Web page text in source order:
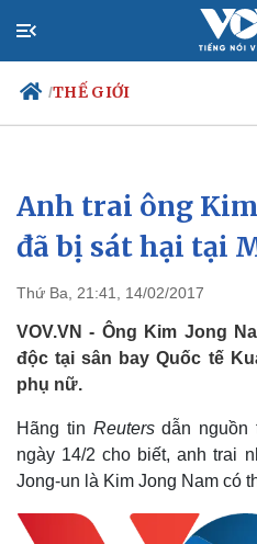
/THẾ GIỚI
Chính trị
Đảng
Tổ chức nhân sự
Nhận diện sự thật
Anh trai ông
đã bị sát hại tại
Thứ Ba, 21:41, 14/02/2017
VOV.VN - Ông Kim Jong
độc tại sân bay Quốc tế
phụ nữ.
Hãng tin Reutersdẫn nguồn
ngày 14/2 cho biết, anh trai
Jong-un là Kim Jong Nam có